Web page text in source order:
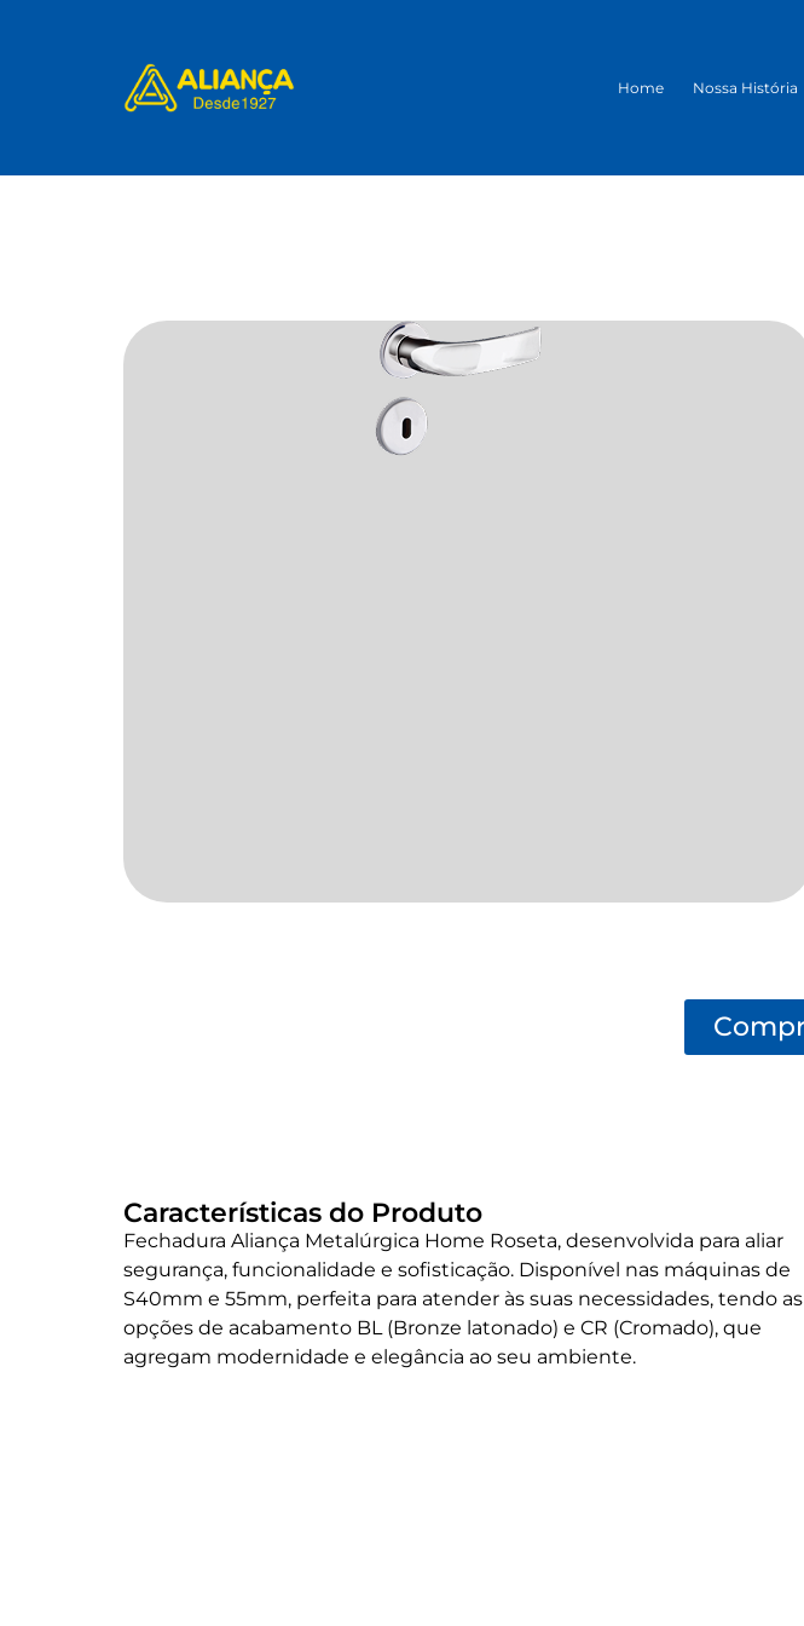
Home Nossa História
Características do Produto
Fechadura Aliança Metalúrgica Home Roseta, desenvolvida para aliar
segurança, funcionalidade e sofisticação. Disponível nas máquinas de
S40mm e 55mm, perfeita para atender às suas necessidades, tendo as
opções de acabamento BL (Bronze latonado) e CR (Cromado), que
agregam modernidade e elegância ao seu ambiente.